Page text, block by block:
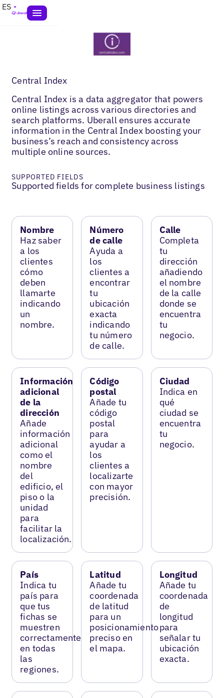
ES
Central Index
Central Index is a data aggregator that powers
online listings across various directories and
search platforms. Uberall ensures accurate
information in the Central Index boosting your
business’s reach and consistency across
multiple online sources.
SUPPORTED FIELDS
Supported fields for complete business listings
Nombre
Haz saber
a los
clientes
cómo
deben
llamarte
indicando
un
nombre.
Número
de calle
Ayuda a
los
clientes a
encontrar
tu
ubicación
exacta
indicando
tu número
de calle.
Calle
Completa
tu
dirección
añadiendo
el nombre
de la calle
donde se
encuentra
tu
negocio.
Información
adicional
de la
dirección
Añade
información
adicional
como el
nombre
del
edificio, el
piso o la
unidad
para
facilitar la
localización.
Código
postal
Añade tu
código
postal
para
ayudar a
los
clientes a
localizarte
con mayor
precisión.
Ciudad
Indica en
qué
ciudad se
encuentra
tu
negocio.
País
Indica tu
país para
que tus
fichas se
muestren
correctamente
en todas
las
regiones.
Latitud
Añade tu
coordenada
de latitud
para un
posicionamiento
preciso en
el mapa.
Longitud
Añade tu
coordenada
de
longitud
para
señalar tu
ubicación
exacta.